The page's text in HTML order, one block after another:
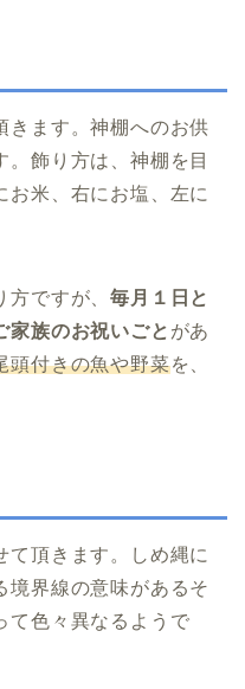
きます。神棚へのお供
。飾り方は、神棚を目
お米、右にお塩、左に
方ですが、毎月１日と
家族のお祝いごと があ
頭付きの魚や野菜を、
て頂きます。しめ縄に
境界線の意味があるそ
て色々異なるようで